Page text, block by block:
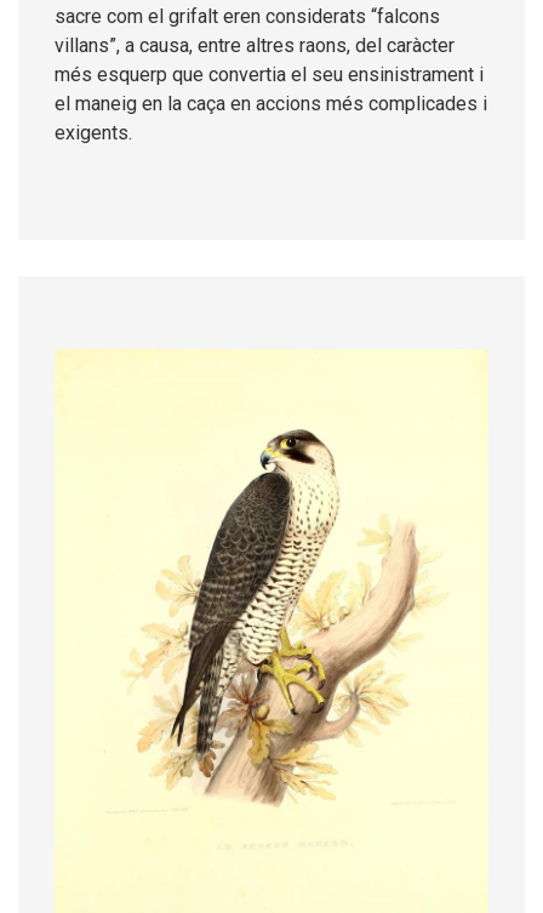
sacre com el grifalt eren considerats “falcons
villans”, a causa, entre altres raons, del caràcter
més esquerp que convertia el seu ensinistrament i
el maneig en la caça en accions més complicades i
exigents.